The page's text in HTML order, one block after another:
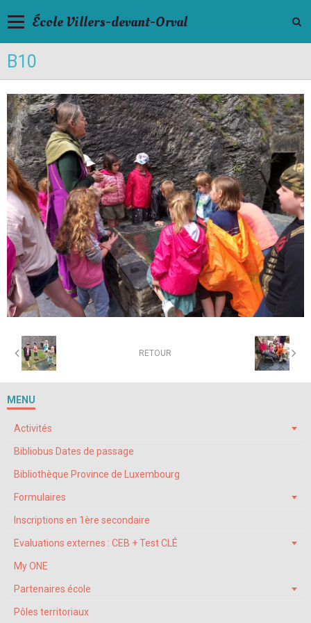
École Villers-devant-Orval
B10
RETOUR
MENU
Activités
Bibliobus Dates de passage
Bibliothèque Province de Luxembourg
Formulaires
Inscriptions en 1ère secondaire
Evaluations externes : CEB + Test CLÉ
My ONE
Partenaires école
Pôles territoriaux